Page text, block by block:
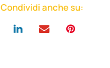
Condividi anche su: